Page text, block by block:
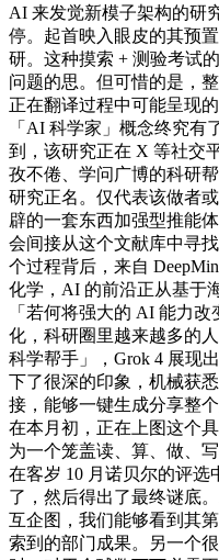
AI 来发觉新模子架构的研
停。起首映入眼皮的其预
研。这种摸索 + 测验考试
问题的思。但可惜的是，
正在翻译过程中可能呈现
「AI 科学家」概念终究有
到，该研究正在 X 等社交
孜不倦、学问广博的科研
研究正名。仅代表该做者
辟的一套东西加强型推能
会间接从这个文献库中寻
个过程背后，来自
化学，AI 的前沿正从基于
「若何将强大的 AI 能力
化，科研圈里越来越多的
科学帮手」，Grok 4 展现
下了很深的印象，机械获
接，能够一键生成分享整
在本月初，正在上图这个
为一个笼盖读、算、做、
在客岁 10 月诺贝尔的评
了，然后得出了最终谜底
互企图，我们能够看到其
索到的部门成果。另一个